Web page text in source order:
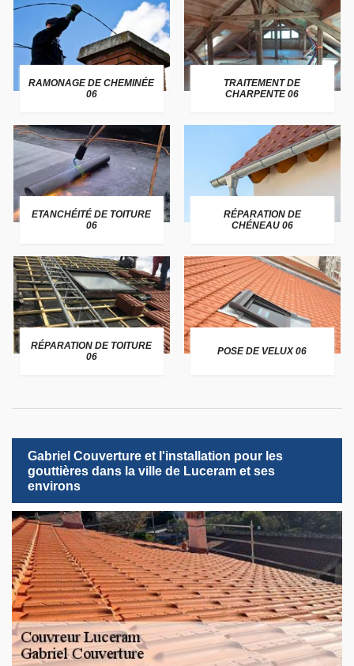
RAMONAGE DE CHEMINÉE
06
TRAITEMENT DE
CHARPENTE 06
ETANCHÉITÉ DE TOITURE
06
RÉPARATION DE
CHÉNEAU 06
RÉPARATION DE TOITURE
06
POSE DE VELUX 06
Gabriel Couverture et l'installation pour les
gouttières dans la ville de Luceram et ses
environs